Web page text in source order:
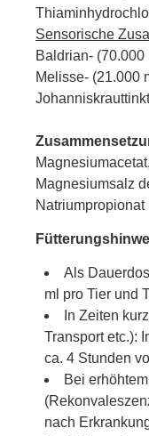
Sensorische
Baldrian- (70.000
Melisse- (21.000
Magnesiumsalz
Natriumpropionat
Als
ml pro Tier und
In Zeiten
Transport etc.):
ca. 4 Stunden
Bei
nach